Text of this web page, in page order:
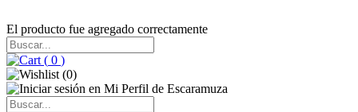
El producto fue agregado correctamente
( 0 )
(0)